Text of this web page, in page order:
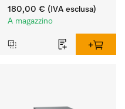
connessione di
lavatrice/essiccatoio a
esterni.
180,00 € (IVA esclusa)
A magazzino